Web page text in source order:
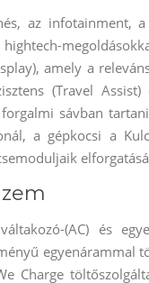
az infotainment,
amely a
(Travel
sávban
a gépkocsi a
(AC) és
egyenárammal
Charge